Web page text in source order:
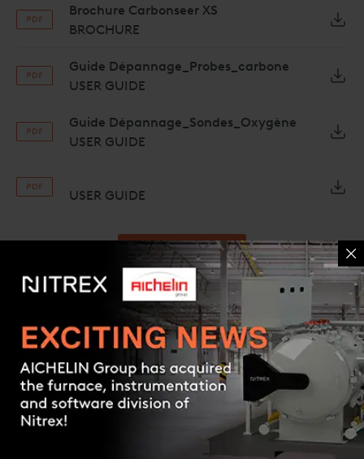
Brochure Carbonseer XS
BROCHURE
Guide Dépannage_Probes_carbone
USER GUIDE
Guide Dépannage_Sondes_Oxygène
USER GUIDE
USER GUIDE
Request a quote
Caractéristiques et avantages
Garantie de 12 mois
Gaine en alliage résistant à la chaleur
Électrode de haute précision pour une lecture plus précise
Contact us